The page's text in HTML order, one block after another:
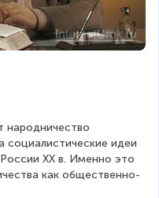
народничество
идеи
XX в. Именно это
как общественно-